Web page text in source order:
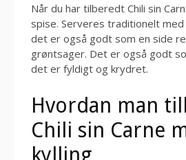
Når du har tilberedt Chili sin
spise. Serveres traditionelt
det er også godt som en side
grøntsager. Det er også godt
det er fyldigt og krydret.
Hvordan man
Chili sin Carne
kylling